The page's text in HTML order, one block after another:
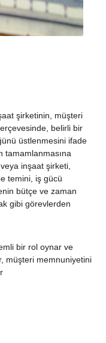
şirketinin, müşteri
belirli bir
üstlenmesini ifade
tamamlanmasına
inşaat şirketi,
temini, iş gücü
bütçe ve zaman
gibi görevlerden
bir rol oynar ve
müşteri memnuniyetini